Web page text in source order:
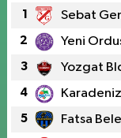
1 Sebat
2 Yeni
3 Yozgat
4
5 Fatsa